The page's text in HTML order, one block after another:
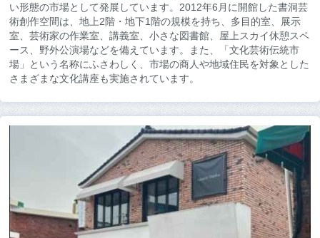
い形態の市場として発展しています。2012年6月に開館した書洞芸
術創作空間は、地上2階・地下1階の規模を持ち、多目的室、展示
室、芸術家の作業室、講義室、小さな図書館、屋上スカイ休憩スペ
ース、野外公演場などを備えています。また、「文化芸術伝統市
場」という名称にふさわしく、市場の商人や地域住民を対象とした
さまざまな文化講座も実施されています。